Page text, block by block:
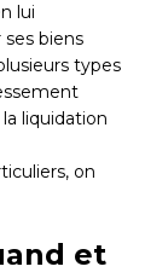
lui
biens
types
liquidation
on
et